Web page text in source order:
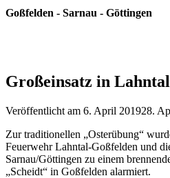
Goßfelden - Sarnau - Göttingen
Großeinsatz in
Veröffentlicht am 6. April 201928.
Zur traditionellen „Osterübung“
Feuerwehr Lahntal-Goßfelden und
Sarnau/Göttingen zu einem
„Scheidt“ in Goßfelden alarmiert.